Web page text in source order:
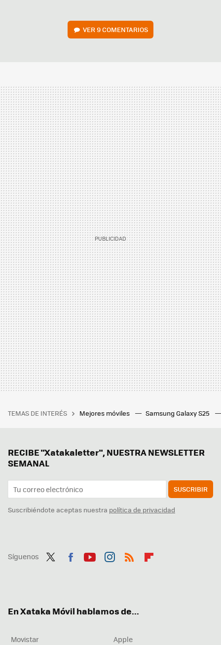
VER9 COMENTARIOS
TEMAS DE INTERÉS Mejores móviles Samsung Galaxy S25
RECIBE "Xatakaletter", NUESTRA NEWSLETTER
SEMANAL
SUSCRIBIR
Suscribiéndote aceptas nuestra política de privacidad
Síguenos
En Xataka Móvil hablamos de...
Movistar
Apple